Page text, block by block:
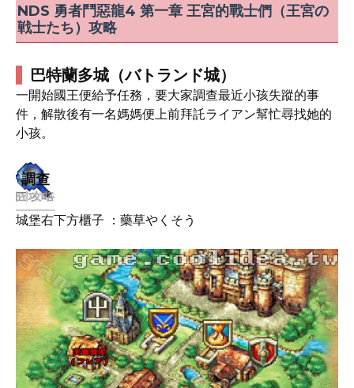
NDS 勇者鬥惡龍4 第一章 王宮的戰士們（王宮の
戦士たち）攻略
巴特蘭多城（バトランド城）
一開始國王便給予任務，要大家調查最近小孩失蹤的事
件，解散後有一名媽媽便上前拜託ライアン幫忙尋找她的
小孩。
調查
城堡右下方櫃子 ：藥草やくそう